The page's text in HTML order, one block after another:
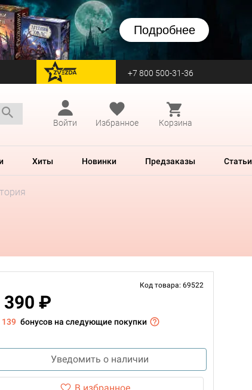
Подробнее
перейти на Zvezda +7 800 500-31-36
Войти
Избранное Корзина
Хиты Новинки Предзаказы Статьи
Код товара: 69522
390 ₽
бонусов на следующие покупки
Уведомить о наличии